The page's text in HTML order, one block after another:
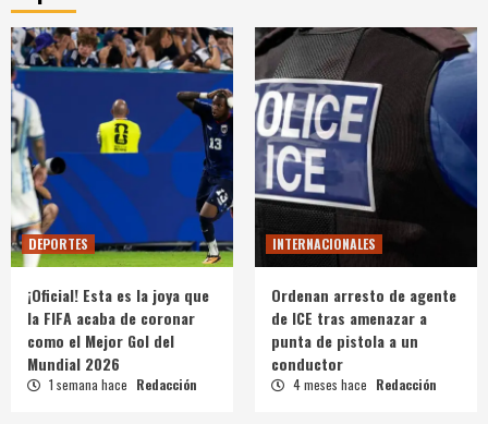
DEPORTES
¡Oficial! Esta es la joya que
la FIFA acaba de coronar
como el Mejor Gol del
Mundial 2026
1 semana hace Redacción
INTERNACIONALES
Ordenan arresto de agente
de ICE tras amenazar a
punta de pistola a un
conductor
4 meses hace Redacción